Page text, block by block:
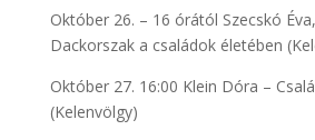
Október 26. – 16 órától Szecskó
Dackorszak a családok életében
Október 27. 16:00 Klein Dóra –
(Kelenvölgy)